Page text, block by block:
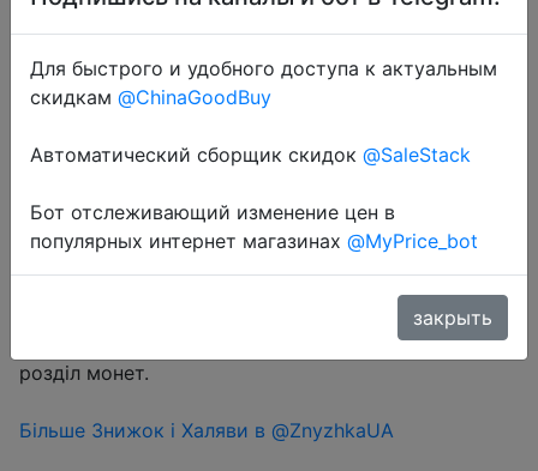
Coins
Перейти в магазин
Знижка монетками 338-376 Coins у додатку через
розділ монет.
Більше Знижок і Халяви в @ZnyzhkaUA
Для быстрого и удобного доступа к актуальным
скидкам @ChinaGoodBuy
Автоматический сборщик скидок @SaleStack
Бот отслеживающий изменение цен в
популярных интернет магазинах @MyPrice_bot
закрыть